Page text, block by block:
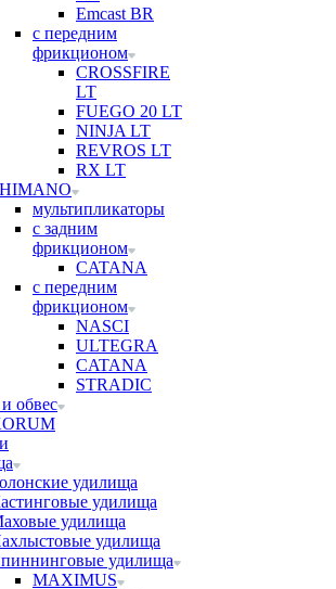
Emcast BR
с передним
фрикционом
CROSSFIRE
LT
FUEGO 20 LT
NINJA LT
REVROS LT
RX LT
мультипликаторы
с задним
фрикционом
CATANA
с передним
фрикционом
NASCI
ULTEGRA
CATANA
STRADIC
обвес
удилища
удилища
удилища
удилища
удилища
MAXIMUS